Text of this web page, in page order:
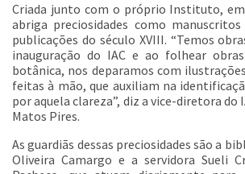
Criada junto com o próprio Instituto,
abriga preciosidades como
publicações do século XVIII. “Temos
inauguração do IAC e ao folhear
botânica, nos deparamos com
feitas à mão, que auxiliam na
por aquela clareza”, diz a vice-diretora do
Matos Pires.
As guardiãs dessas preciosidades são a
Oliveira Camargo e a servidora Sueli